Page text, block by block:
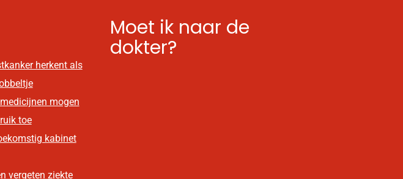
herkent als
mogen
toe
kabinet
vergeten ziekte
Moet ik naar de
dokter?